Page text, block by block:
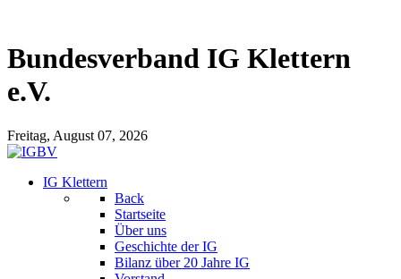
Bundesverband IG Klettern
e.V.
Freitag, August 07, 2026
IG Klettern
Back
Startseite
Über uns
Geschichte der IG
Bilanz über 20 Jahre IG